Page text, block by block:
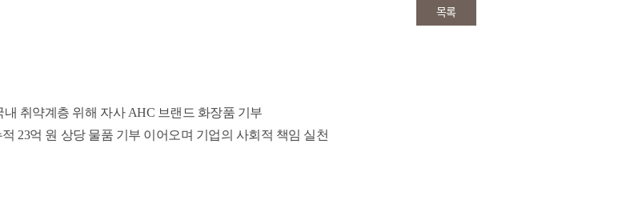
목록
내 취약계층 위해 자사 AHC 브랜드 화장품 기부
23억 원 상당 물품 기부 이어오며 기업의 사회적 책임 실천